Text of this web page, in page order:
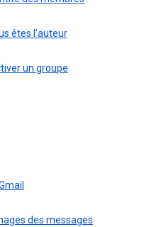
êtes l'auteur
un groupe
des messages